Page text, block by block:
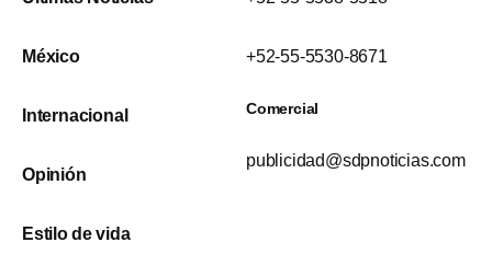
México
Internacional
Opinión
Estilo de vida
+52-55-5530-8671
Comercial
publicidad@sdpnoticias.com